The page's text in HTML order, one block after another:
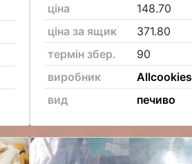
ціна
148.70
ціна за ящик
371.80
термін збер.
90
виробник
Allcookies
вид
печиво